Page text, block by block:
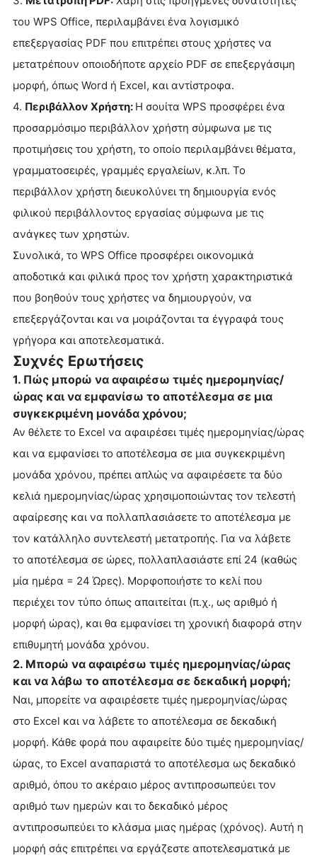
του WPS Office, περιλαμβάνει ένα λογισμικό
επεξεργασίας PDF που επιτρέπει στους χρήστες να
μετατρέπουν οποιοδήποτε αρχείο PDF σε επεξεργάσιμη
μορφή, όπως Word ή Excel, και αντίστροφα.
4. Περιβάλλον Χρήστη: Η σουίτα WPS προσφέρει ένα
προσαρμόσιμο περιβάλλον χρήστη σύμφωνα με τις
προτιμήσεις του χρήστη, το οποίο περιλαμβάνει θέματα,
γραμματοσειρές, γραμμές εργαλείων, κ.λπ. Το
περιβάλλον χρήστη διευκολύνει τη δημιουργία ενός
φιλικού περιβάλλοντος εργασίας σύμφωνα με τις
ανάγκες των χρηστών.
Συνολικά, το WPS Office προσφέρει οικονομικά
αποδοτικά και φιλικά προς τον χρήστη χαρακτηριστικά
που βοηθούν τους χρήστες να δημιουργούν, να
επεξεργάζονται και να μοιράζονται τα έγγραφά τους
γρήγορα και αποτελεσματικά.
Συχνές Ερωτήσεις
1. Πώς μπορώ να αφαιρέσω τιμές ημερομηνίας/
ώρας και να εμφανίσω το αποτέλεσμα σε μια
συγκεκριμένη μονάδα χρόνου;
Αν θέλετε το Excel να αφαιρέσει τιμές ημερομηνίας/ώρας
και να εμφανίσει το αποτέλεσμα σε μια συγκεκριμένη
μονάδα χρόνου, πρέπει απλώς να αφαιρέσετε τα δύο
κελιά ημερομηνίας/ώρας χρησιμοποιώντας τον τελεστή
αφαίρεσης και να πολλαπλασιάσετε το αποτέλεσμα με
τον κατάλληλο συντελεστή μετατροπής. Για να λάβετε
το αποτέλεσμα σε ώρες, πολλαπλασιάστε επί 24 (καθώς
μία ημέρα = 24 Ώρες). Μορφοποιήστε το κελί που
περιέχει τον τύπο όπως απαιτείται (π.χ., ως αριθμό ή
μορφή ώρας), και θα εμφανίσει τη χρονική διαφορά στην
επιθυμητή μονάδα χρόνου.
2. Μπορώ να αφαιρέσω τιμές ημερομηνίας/ώρας
και να λάβω το αποτέλεσμα σε δεκαδική μορφή;
Ναι, μπορείτε να αφαιρέσετε τιμές ημερομηνίας/ώρας
στο Excel και να λάβετε το αποτέλεσμα σε δεκαδική
μορφή. Κάθε φορά που αφαιρείτε δύο τιμές ημερομηνίας/
ώρας, το Excel αναπαριστά το αποτέλεσμα ως δεκαδικό
αριθμό, όπου το ακέραιο μέρος αντιπροσωπεύει τον
αριθμό των ημερών και το δεκαδικό μέρος
αντιπροσωπεύει το κλάσμα μιας ημέρας (χρόνος). Αυτή η
μορφή σάς επιτρέπει να εργάζεστε αποτελεσματικά με